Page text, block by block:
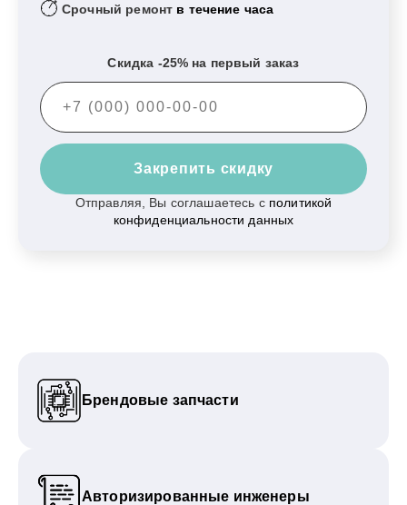
Срочный ремонт в течение часа
Скидка -25% на первый заказ
Закрепить скидку
Отправляя, Вы соглашаетесь с политикой
конфиденциальности данных
Брендовые запчасти
Авторизированные инженеры